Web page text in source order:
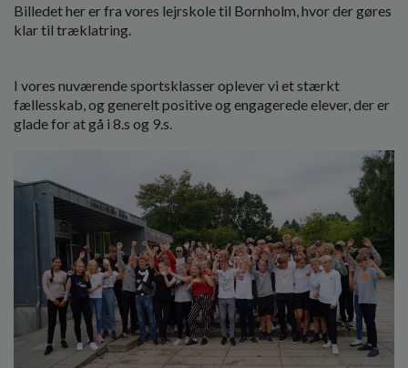
Billedet her er fra vores lejrskole til Bornholm, hvor der gøres
klar til træklatring.
I vores nuværende sportsklasser oplever vi et stærkt
fællesskab, og generelt positive og engagerede elever, der er
glade for at gå i 8.s og 9.s.